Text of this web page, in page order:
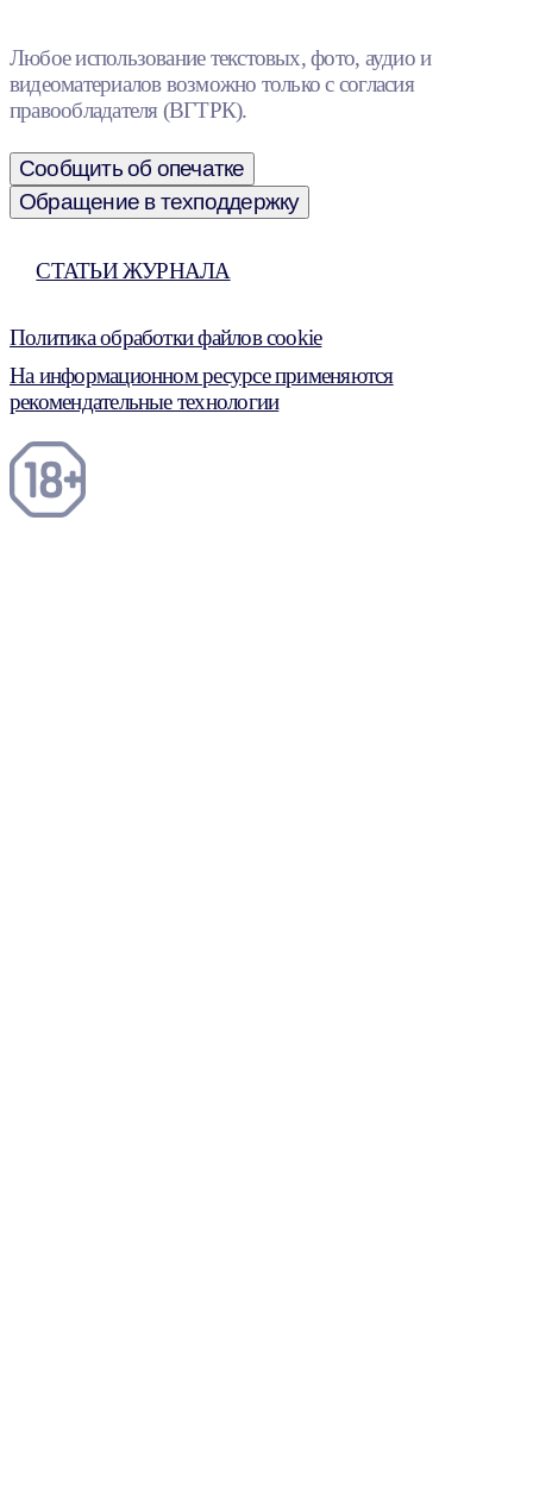
Любое использование текстовых, фото, аудио и
видеоматериалов возможно только с согласия
правообладателя (ВГТРК).
Сообщить об опечатке
Обращение в техподдержку
СТАТЬИ ЖУРНАЛА
Политика обработки файлов cookie
На информационном ресурсе применяются
рекомендательные технологии